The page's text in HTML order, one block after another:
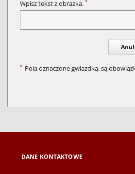
Wpisz tekst z obrazka. *
* Pola oznaczone gwiazdką, są
DANE KONTAKTOWE